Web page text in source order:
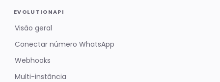
EVOLUTIONAPI
Visão geral
Conectar número WhatsApp
Webhooks
Multi-instância